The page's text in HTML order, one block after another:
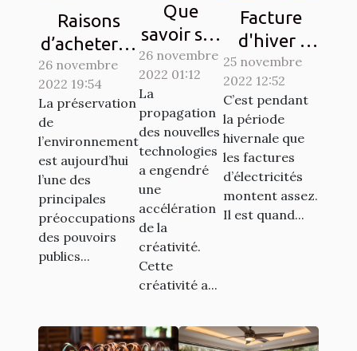
Raisons
d’acheter la
vignette
Crit’Air
26 novembre
2022 19:54
La préservation
de
l’environnement
est aujourd’hui
l’une des
principales
préoccupations
des pouvoirs
publics...
Que
savoir sur
la Crypto-
monnaie
Ternoa
26 novembre
2022 01:12
La
propagation
des nouvelles
technologies
a engendré
une
accélération
de la
créativité.
Cette
créativité a...
Facture
d'hiver :
Des
astuces
simples
pour
économiser
de l'argent
25 novembre
2022 12:52
C’est pendant
la période
hivernale que
les factures
d’électricités
montent assez.
Il est quand...